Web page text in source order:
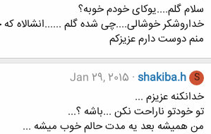
سلام گلم....یوکای خودم خوبه؟
خداروشکر خوشالی....چی شده گلم ......انشالاه که
منم دوست دارم عزیزکم
S
shakiba.h
Jan 29, 2015
خدانکنه عزیزم ...
تو خودتو ناراحت نکن ...باشه ؟...
من همیشه بعد یه مدت حالم خوب میشه ...